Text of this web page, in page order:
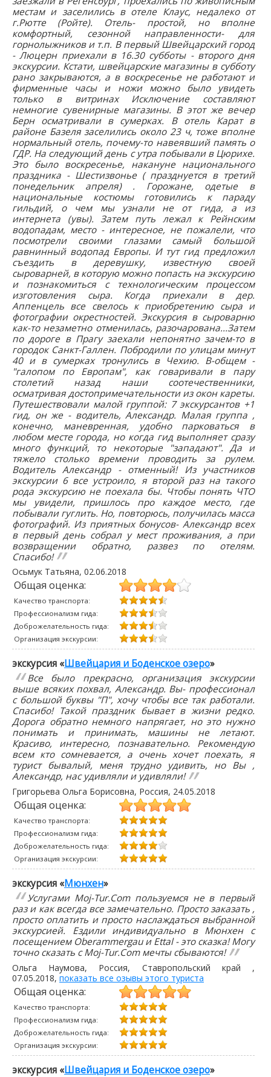
местам и заселились в отеле Клаус, недалеко от
г.Рютте (Ройте). Отель- простой, но вполне
комфортный, сезонной направленности- для
горнолыжников и т.п. В первый Швейцарский город
- Люцерн приехали в 16.30 субботы - второго дня
экскурсии. Кстати, швейцарские магазины в субботу
рано закрываются, а в воскресенье не работают и
фирменные часы и ножи можно было увидеть
только в витринах Исключение составляют
немногие сувенирные магазины. В этот же вечер
Берн осматривали в сумерках. В отель Карат в
районе Базеля заселились около 23 ч, тоже вполне
нормальный отель, почему-то навеявший память о
ГДР. На следующий день с утра побывали в Цюрихе.
Это было воскресенье, накануне национального
праздника - Шестизвонье ( празднуется в третий
понедельник апреля) . Горожане, одетые в
национальные костюмы готовились к параду
гильдий, о чем мы узнали не от гида, а из
интернета (увы). Затем путь лежал к Рейнским
водопадам, место - интересное, не пожалели, что
посмотрели своими глазами самый большой
равнинный водопад Европы. И тут гид предложил
съездить в деревушку, известную своей
сыроварней, в которую можно попасть на экскурсию
и познакомиться с технологическим процессом
изготовления сыра. Когда приехали в дер.
Аппенцель все свелось к приобретению сыра и
фотографии окрестностей. Экскурсия в сыроварню
как-то незаметно отменилась, разочарована...Затем
по дороге в Прагу заехали непонятно зачем-то в
городок Санкт-Галлен. Побродили по улицам минут
40 и в сумерках тронулись в Чехию. В-общем -
"галопом по Европам", как говаривали в пару
столетий назад наши соотечественники,
осматривая достопримечательности из окон кареты.
Путешествовали малой группой: 7 экскурсантов +1
гид, он же - водитель, Александр. Малая группа ,
конечно, маневренная, удобно парковаться в
любом месте города, но когда гид выполняет сразу
много функций, то некоторые "западают". Да и
тяжело столько времени проводить за рулем.
Водитель Александр - отменный! Из участников
экскурсии 6 все устроило, я второй раз на такого
рода экскурсию не поехала бы. Чтобы понять ЧТО
мы увидели, пришлось про каждое место, где
побывали гуглить. Но, повторюсь, получилась масса
фотографий. Из приятных бонусов- Александр всех
в первый день собрал у мест проживания, а при
возвращении обратно, развез по отелям.
Спасибо!
Осьмук Татьяна, 02.06.2018
Общая оценка:
Качество транспорта:
Профессионализм гида:
Доброжелательность гида:
Организация экскурсии:
экскурсия «Швейцария и Боденское озеро»
Все было прекрасно, организация экскурсии
выше всяких похвал, Александр. Вы- профессионал
с большой буквы "П", хочу чтобы все так работали.
Спасибо! Такой праздник бывает в жизни редко.
Дорога обратно немного напрягает, но это нужно
понимать и принимать, машины не летают.
Красиво, интересно, познавательно. Рекомендую
всем кто сомневается, а очень хочет поехать, я
турист бывалый, меня трудно удивить, но Вы ,
Александр, нас удивляли и удивляли!
Григорьева Ольга Борисовна, Россия, 24.05.2018
Общая оценка:
Качество транспорта:
Профессионализм гида:
Доброжелательность гида:
Организация экскурсии:
экскурсия «Мюнхен»
Услугами Moj-Tur.Com пользуемся не в первый
раз и как всегда все замечательно. Просто заказать ,
просто оплатить и просто наслаждаться выбранной
экскурсией. Ездили индивидуально в Мюнхен с
посещением Oberammergau и Ettal - это сказка! Могу
точно сказать с Moj-Tur.Com мечты сбываются!
Ольга Наумова, Россия, Ставропольский край ,
07.05.2018, показать все озывы этого туриста
Общая оценка:
Качество транспорта:
Профессионализм гида:
Доброжелательность гида:
Организация экскурсии:
экскурсия «Швейцария и Боденское озеро»